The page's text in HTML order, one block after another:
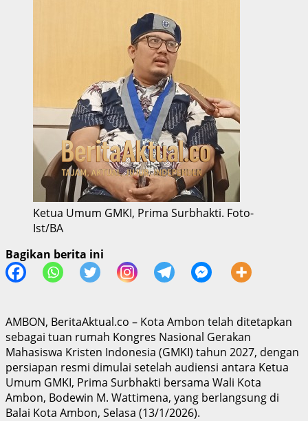
Ketua Umum GMKI, Prima Surbhakti. Foto-
Ist/BA
Bagikan berita ini
AMBON, BeritaAktual.co – Kota Ambon telah ditetapkan
sebagai tuan rumah Kongres Nasional Gerakan
Mahasiswa Kristen Indonesia (GMKI) tahun 2027, dengan
persiapan resmi dimulai setelah audiensi antara Ketua
Umum GMKI, Prima Surbhakti bersama Wali Kota
Ambon, Bodewin M. Wattimena, yang berlangsung di
Balai Kota Ambon, Selasa (13/1/2026).